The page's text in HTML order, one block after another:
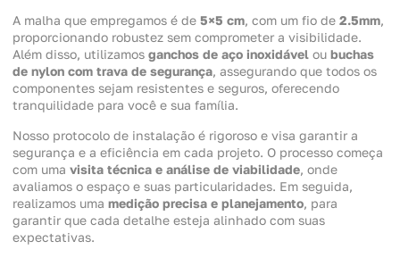
A malha que empregamos é de 5×5 cm, com um fio de 2.5mm,
proporcionando robustez sem comprometer a visibilidade.
Além disso, utilizamos ganchos de aço inoxidável ou buchas
de nylon com trava de segurança, assegurando que todos os
componentes sejam resistentes e seguros, oferecendo
tranquilidade para você e sua família.
Nosso protocolo de instalação é rigoroso e visa garantir a
segurança e a eficiência em cada projeto. O processo começa
com uma visita técnica e análise de viabilidade, onde
avaliamos o espaço e suas particularidades. Em seguida,
realizamos uma medição precisa e planejamento, para
garantir que cada detalhe esteja alinhado com suas
expectativas.